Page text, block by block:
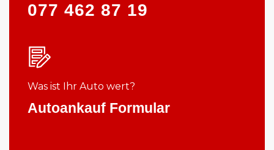
077 462 87 19
Was ist Ihr Auto wert?
Autoankauf Formular